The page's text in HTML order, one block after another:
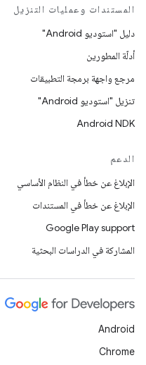
المستندات وعمليات التنزيل
دليل "استوديو Android"
أدلّة المطورين
مرجع واجهة برمجة التطبيقات
تنزيل "استوديو Android"
Android NDK
الدعم
الإبلاغ عن خطأ في النظام الأساسي
الإبلاغ عن خطأ في المستندات
Google Play support
المشاركة في الدراسات البحثية
Android
Chrome